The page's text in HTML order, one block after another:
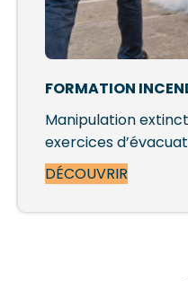
FORMATION
Manipulation
exercices
DÉCOUVRIR